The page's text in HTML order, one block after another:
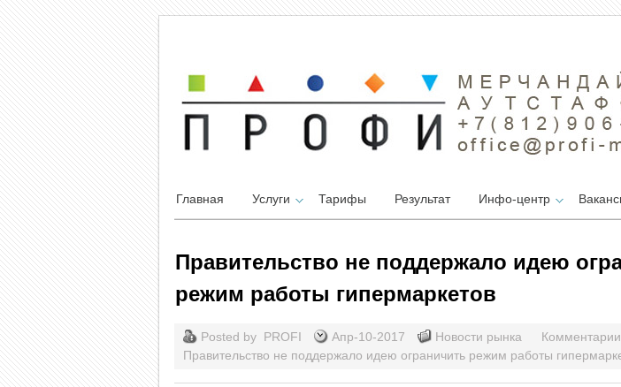
Главная Услуги Тарифы Результат Инфо-центр
Правительство не поддержало идею
режим работы гипермаркетов
Posted by PROFI Апр-10-2017 Новости рынка Комментарии
Правительство не поддержало идею ограничить режим работы